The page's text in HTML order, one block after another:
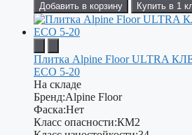
Добавить в корзину
Купить в 1
Плитка Alpine Floor
ECO 5-20
На складе
Бренд:Alpine Floor
Фаска:Нет
Класс опасности:КМ2